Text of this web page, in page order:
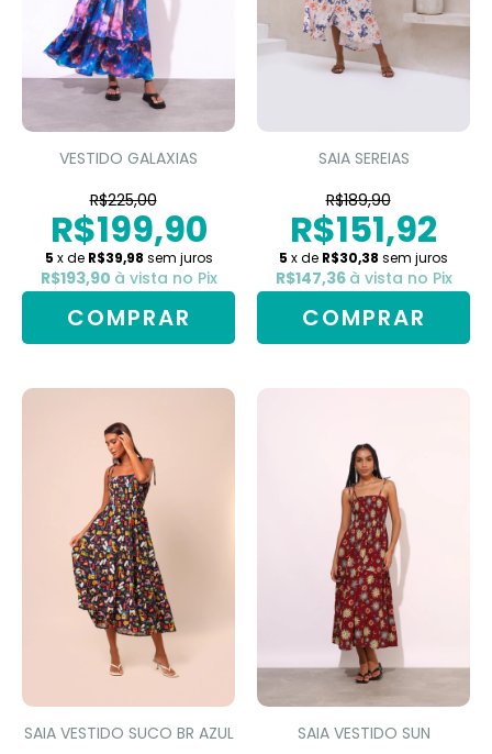
VESTIDO GALAXIAS
R$225,00
R$199,90
5 x de R$39,98 sem juros
R$193,90 à vista no Pix
COMPRAR
SAIA SEREIAS
R$189,90
R$151,92
5 x de R$30,38 sem juros
R$147,36 à vista no Pix
COMPRAR
SAIA VESTIDO SUCO BR AZUL SAIA VESTIDO SUN